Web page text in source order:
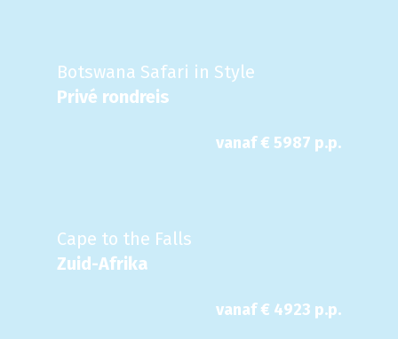
Botswana Safari in Style
Privé rondreis
vanaf € 5987 p.p.
Cape to the Falls
Zuid-Afrika
vanaf € 4923 p.p.